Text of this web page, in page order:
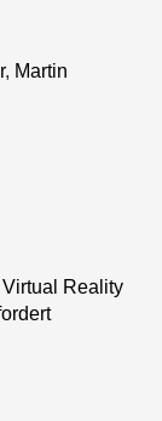
, Martin
Reality